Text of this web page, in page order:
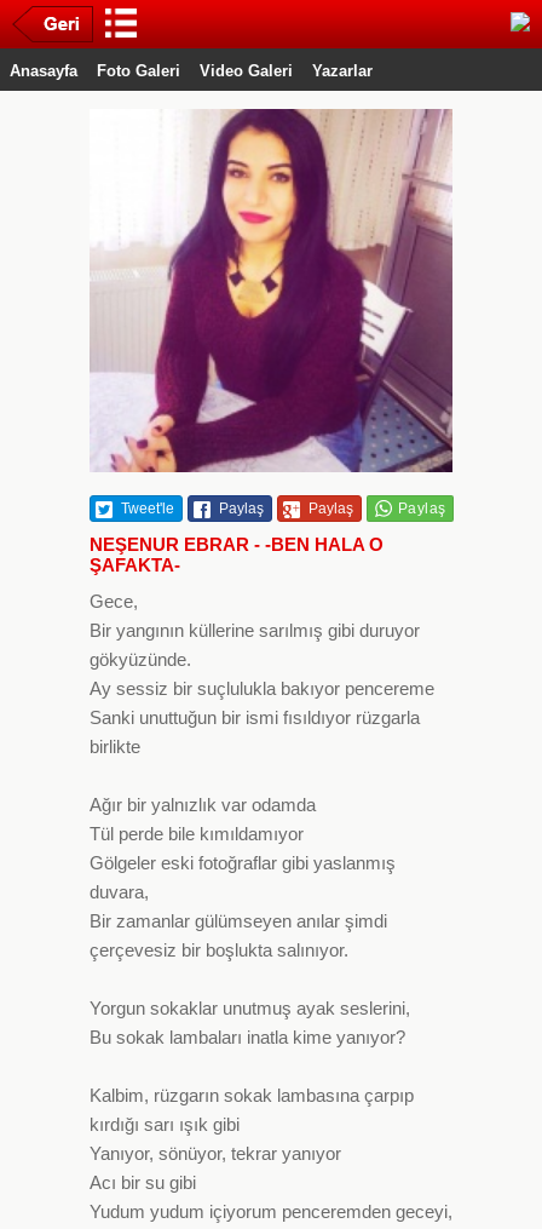
Anasayfa Foto Galeri Video Galeri Yazarlar
Tweet'le Paylaş Paylaş
NEŞENUR EBRAR - -BEN HALA O
ŞAFAKTA-
Gece,
Bir yangının küllerine sarılmış gibi duruyor
gökyüzünde.
Ay sessiz bir suçlulukla bakıyor pencereme
Sanki unuttuğun bir ismi fısıldıyor rüzgarla
birlikte
Ağır bir yalnızlık var odamda
Tül perde bile kımıldamıyor
Gölgeler eski fotoğraflar gibi yaslanmış
duvara,
Bir zamanlar gülümseyen anılar şimdi
çerçevesiz bir boşlukta salınıyor.
Yorgun sokaklar unutmuş ayak seslerini,
Bu sokak lambaları inatla kime yanıyor?
Kalbim, rüzgarın sokak lambasına çarpıp
kırdığı sarı ışık gibi
Yanıyor, sönüyor, tekrar yanıyor
Acı bir su gibi
Yudum yudum içiyorum penceremden geceyi,